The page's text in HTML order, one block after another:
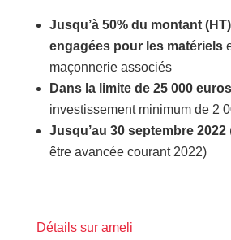
Jusqu’à 50% du montant
engagées pour les matériels
maçonnerie associés
Dans la limite de 25 000
investissement minimum de 2
Jusqu’au 30 septembre 2022
être avancée courant 2022)
Détails sur ameli